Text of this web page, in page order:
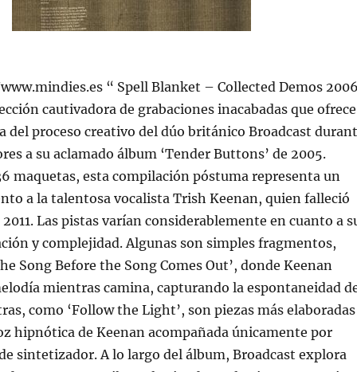
“ Spell Blanket – Collected Demos
cautivadora de grabaciones inacabadas que ofrece
del proceso creativo del dúo británico Broadcast
a su aclamado álbum ‘Tender Buttons’ de 2005.
maquetas, esta compilación póstuma representa un
a la talentosa vocalista Trish Keenan, quien falleció
Las pistas varían considerablemente en cuanto a
y complejidad. Algunas son simples fragmentos,
Song Before the Song Comes Out’, donde Keenan
mientras camina, capturando la espontaneidad
como ‘Follow the Light’, son piezas más
hipnótica de Keenan acompañada únicamente por
sintetizador. A lo largo del álbum, Broadcast explora